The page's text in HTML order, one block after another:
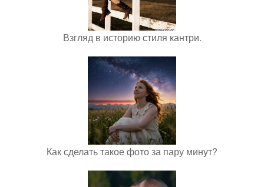
Взгляд в историю стиля кантри.
Как сделать такое фото за пару минут?